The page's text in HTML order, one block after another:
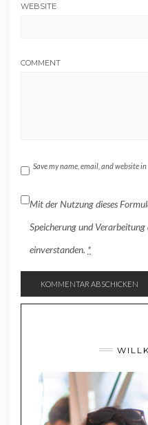
WEBSITE
COMMENT
Save my name, email, and website
Mit der Nutzung dieses
Speicherung und
einverstanden. *